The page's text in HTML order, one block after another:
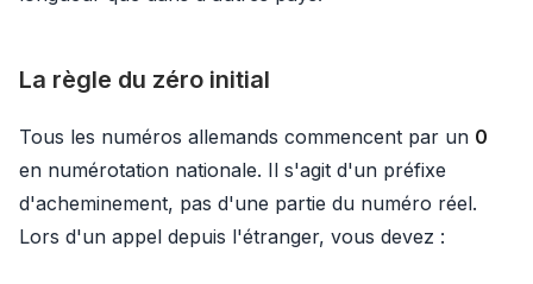
La règle du zéro initial
Tous les numéros allemands commencent par un 0
en numérotation nationale. Il s'agit d'un préfixe
d'acheminement, pas d'une partie du numéro réel.
Lors d'un appel depuis l'étranger, vous devez :